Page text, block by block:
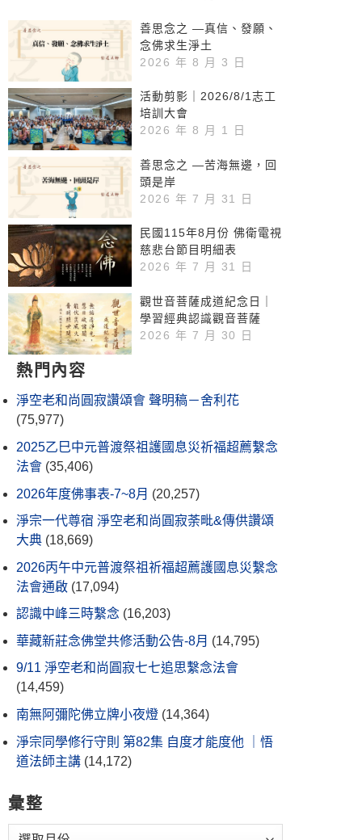
善思念之 —真信、發願、
念佛求生淨土
2026 年 8 月 3 日
活動剪影｜2026/8/1志工
培訓大會
2026 年 8 月 1 日
善思念之 —苦海無邊，回
頭是岸
2026 年 7 月 31 日
民國115年8月份 佛衛電視
慈悲台節目明細表
2026 年 7 月 31 日
觀世音菩薩成道紀念日｜
學習經典認識觀音菩薩
2026 年 7 月 30 日
熱門內容
淨空老和尚圓寂讚頌會 聲明稿－舍利花
(75,977)
2025乙巳中元普渡祭祖護國息災祈福超薦繫念
法會 (35,406)
2026年度佛事表-7~8月 (20,257)
淨宗一代尊宿 淨空老和尚圓寂荼毗&傳供讚頌
大典 (18,669)
2026丙午中元普渡祭祖祈福超薦護國息災繫念
法會通啟 (17,094)
認識中峰三時繫念 (16,203)
華藏新莊念佛堂共修活動公告-8月 (14,795)
9/11 淨空老和尚圓寂七七追思繫念法會
(14,459)
南無阿彌陀佛立牌小夜燈 (14,364)
淨宗同學修行守則 第82集 自度才能度他 ｜悟
道法師主講 (14,172)
彙整